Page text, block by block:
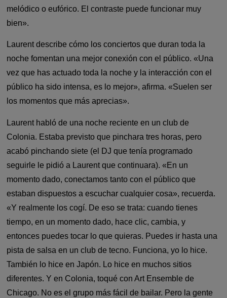
melódico o eufórico. El contraste puede funcionar muy
bien».
Laurent describe cómo los conciertos que duran toda la
noche fomentan una mejor conexión con el público. «Una
vez que has actuado toda la noche y la interacción con el
público ha sido intensa, es lo mejor», afirma. «Suelen ser
los momentos que más aprecias».
Laurent habló de una noche reciente en un club de
Colonia. Estaba previsto que pinchara tres horas, pero
acabó pinchando siete (el DJ que tenía programado
seguirle le pidió a Laurent que continuara). «En un
momento dado, conectamos tanto con el público que
estaban dispuestos a escuchar cualquier cosa», recuerda.
«Y realmente los cogí. De eso se trata: cuando tienes
tiempo, en un momento dado, hace clic, cambia, y
entonces puedes tocar lo que quieras. Puedes ir hasta una
pista de salsa en un club de tecno. Funciona, yo lo hice.
También lo hice en Japón. Lo hice en muchos sitios
diferentes. Y en Colonia, toqué con Art Ensemble de
Chicago. No es el grupo más fácil de bailar. Pero la gente